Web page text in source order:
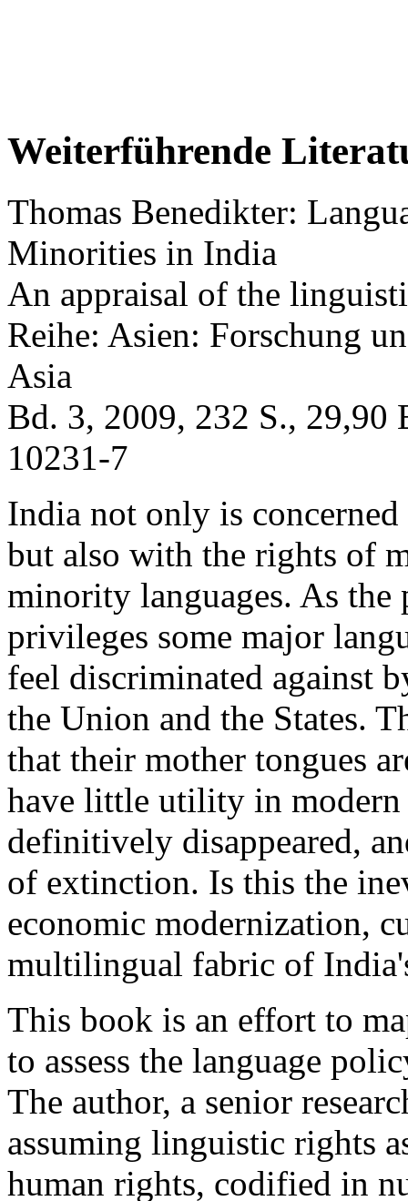
Weiterführende
Thomas Benedikter:
Minorities in India
An appraisal of the
Reihe: Asien: Forschung
Asia
Bd. 3, 2009, 232 S.,
10231-7
India not only is
but also with the rights of
minority languages. As
privileges some major
feel discriminated against
the Union and the States.
that their mother tongues
have little utility in modern
definitively disappeared,
of extinction. Is this the
economic modernization,
multilingual fabric of
This book is an effort to
to assess the language
The author, a senior
assuming linguistic rights
human rights, codified in